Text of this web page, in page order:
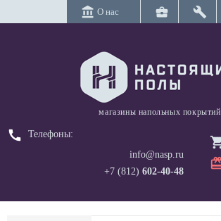
account_balance О нас business_center build
магазины напольных покрытий
call
Телефоны:
info@nasp.ru
+7 (812) 602-40-48